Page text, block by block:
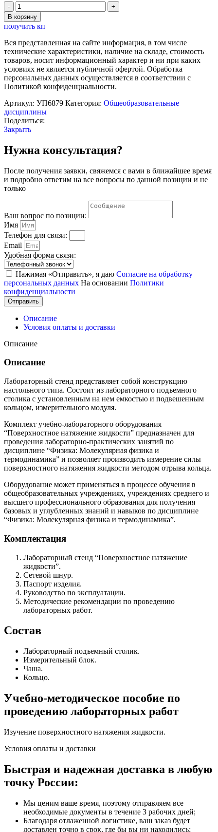
Количество
товара
Комплект
учебно-
лабораторного
оборудования
"Поверхностное
натяжение
жидкости"
В корзину
получить кп
Вся представленная на сайте информация, в том числе
технические характеристики, наличие на складе, стоимость
товаров, носит информационный характер и ни при каких
условиях не является публичной офертой. Обработка
персональных данных осуществляется в соответствии с
Политикой конфиденциальности.
Артикул: УП6879 Категория: Общеобразовательные
дисциплины
Поделиться:
Закрыть
Нужна консультация?
После получения заявки, свяжемся с вами в ближайшее время
и подробно ответим на все вопросы по данной позиции и не
только
Ваш вопрос по позиции:
Имя
Телефон для связи:
Email
Удобная форма связи:
Нажимая «Отправить», я даю Согласие на обработку
персональных данных На основании Политики
конфиденциальности
Отправить
Описание
Условия оплаты и доставки
Описание
Описание
Лабораторный стенд представляет собой конструкцию
настольного типа. Состоит из лабораторного подъемного
столика с установленным на нем емкостью и подвешенным
кольцом, измерительного модуля.
Комплект учебно-лабораторного оборудования
“Поверхностное натяжение жидкости” предназначен для
проведения лабораторно-практических занятий по
дисциплине “Физика: Молекулярная физика и
термодинамика” и позволяет производить измерение силы
поверхностного натяжения жидкости методом отрыва кольца.
Оборудование может применяться в процессе обучения в
общеобразовательных учреждениях, учреждениях среднего и
высшего профессионального образования для получения
базовых и углубленных знаний и навыков по дисциплине
“Физика: Молекулярная физика и термодинамика”.
Комплектация
Лабораторный стенд “Поверхностное натяжение
жидкости”.
Сетевой шнур.
Паспорт изделия.
Руководство по эксплуатации.
Методические рекомендации по проведению
лабораторных работ.
Состав
Лабораторный подъемный столик.
Измерительный блок.
Чаша.
Кольцо.
Учебно-методическое пособие по
проведению лабораторных работ
Изучение поверхностного натяжения жидкости.
Условия оплаты и доставки
Быстрая и надежная доставка в любую
точку России:
Мы ценим ваше время, поэтому отправляем все
необходимые документы в течение 3 рабочих дней;
Благодаря отлаженной логистике, ваш заказ будет
доставлен точно в срок, где бы вы ни находились;